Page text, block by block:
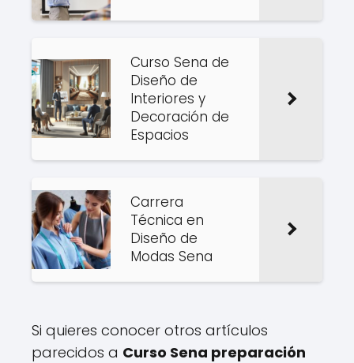
Curso Sena de
Diseño de
Interiores y
Decoración de
Espacios
Carrera
Técnica en
Diseño de
Modas Sena
Si quieres conocer otros artículos
parecidos a Curso Sena preparación